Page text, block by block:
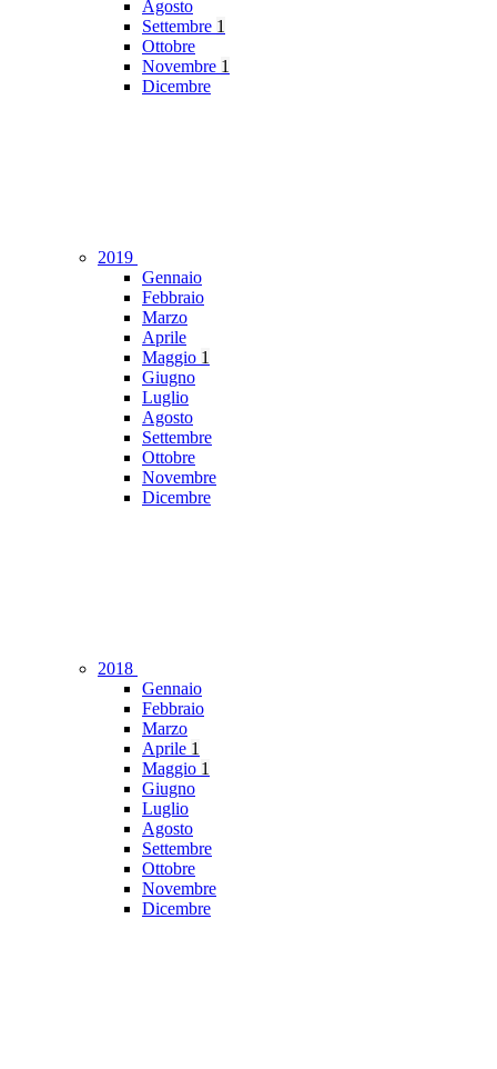
Agosto
Settembre 1
Ottobre
Novembre 1
Dicembre
2019
Gennaio
Febbraio
Marzo
Aprile
Maggio 1
Giugno
Luglio
Agosto
Settembre
Ottobre
Novembre
Dicembre
2018
Gennaio
Febbraio
Marzo
Aprile 1
Maggio 1
Giugno
Luglio
Agosto
Settembre
Ottobre
Novembre
Dicembre